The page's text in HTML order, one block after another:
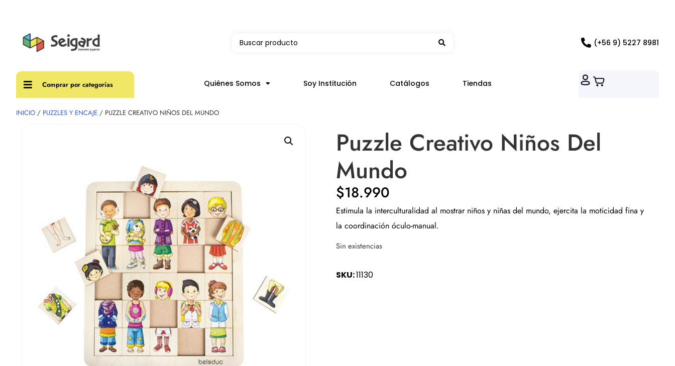
(+56 9) 5227 8981
Comprar por categorías Quiénes Somos Soy Institución Catálogos Tiendas
INICIO / PUZZLES Y ENCAJE / PUZZLE CREATIVO NIÑOS DEL MUNDO
Puzzle Creativo Niños Del
Mundo
$18.990
Estimula la interculturalidad al mostrar niños y niñas del mundo, ejercita la moticidad fina y
la coordinación óculo-manual.
Sin existencias
SKU:11130